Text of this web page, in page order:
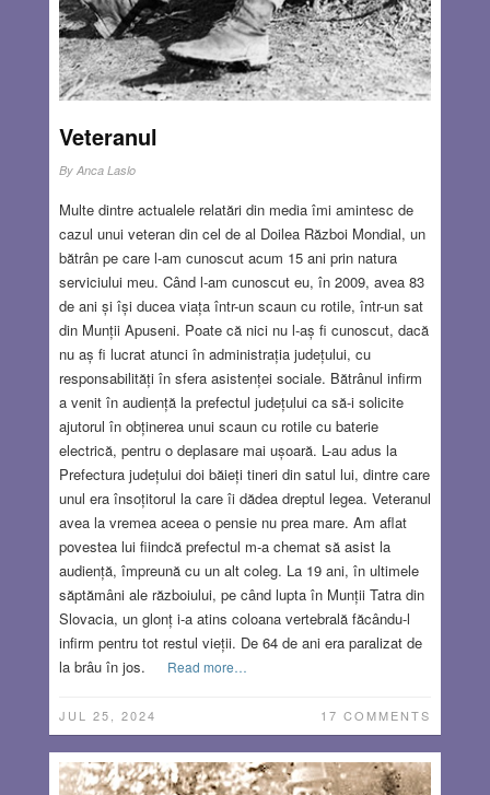
Veteranul
By Anca Laslo
Multe dintre actualele relatări din media îmi amintesc de
cazul unui veteran din cel de al Doilea Război Mondial, un
bătrân pe care l-am cunoscut acum 15 ani prin natura
serviciului meu. Când l-am cunoscut eu, în 2009, avea 83
de ani și își ducea viața într-un scaun cu rotile, într-un sat
din Munții Apuseni. Poate că nici nu l-aș fi cunoscut, dacă
nu aș fi lucrat atunci în administrația județului, cu
responsabilități în sfera asistenței sociale. Bătrânul infirm
a venit în audiență la prefectul județului ca să-i solicite
ajutorul în obținerea unui scaun cu rotile cu baterie
electrică, pentru o deplasare mai ușoară. L-au adus la
Prefectura județului doi băieți tineri din satul lui, dintre care
unul era însoțitorul la care îi dădea dreptul legea. Veteranul
avea la vremea aceea o pensie nu prea mare. Am aflat
povestea lui fiindcă prefectul m-a chemat să asist la
audiență, împreună cu un alt coleg. La 19 ani, în ultimele
săptămâni ale războiului, pe când lupta în Munții Tatra din
Slovacia, un glonț i-a atins coloana vertebrală făcându-l
infirm pentru tot restul vieții. De 64 de ani era paralizat de
la brâu în jos.
Read more…
JUL 25, 2024 17 COMMENTS